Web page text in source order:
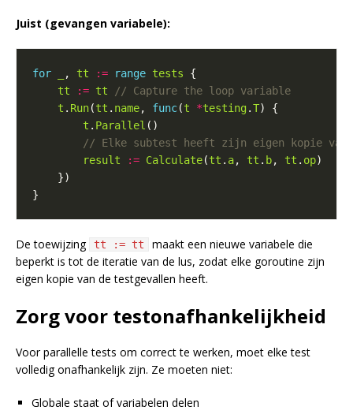
Juist (gevangen variabele):
for , tt := range tests
tt
:= tt
t . Run(tt . name, func(t *testing.T
t . Parallel
result := Calculate(tt . a, tt . b, tt . op
De toewijzing tt := tt
maakt een nieuwe variabele die
beperkt is tot de iteratie van de lus, zodat elke goroutine zijn
eigen kopie van de testgevallen heeft.
Zorg voor testonafhankelijkheid
Voor parallelle tests om correct te werken, moet elke test
volledig onafhankelijk zijn. Ze moeten niet:
Globale staat of variabelen delen